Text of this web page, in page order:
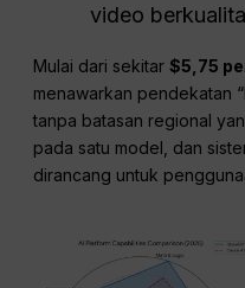
video
Mulai dari sekitar$5,75
menawarkan pendekatan
tanpa batasan regional
pada satu model, dan
dirancang untuk